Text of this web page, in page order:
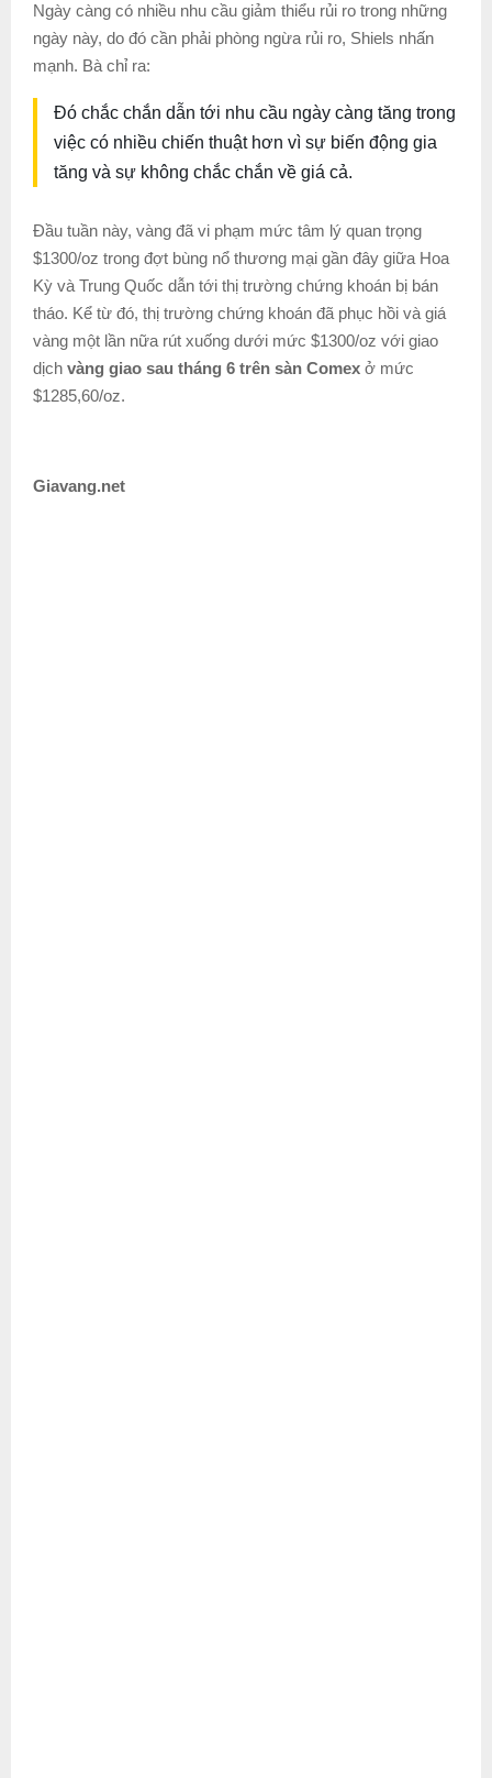
Ngày càng có nhiều nhu cầu giảm thiểu rủi ro trong những
ngày này, do đó cần phải phòng ngừa rủi ro, Shiels nhấn
mạnh. Bà chỉ ra:
Đó chắc chắn dẫn tới nhu cầu ngày càng tăng trong
việc có nhiều chiến thuật hơn vì sự biến động gia
tăng và sự không chắc chắn về giá cả.
Đầu tuần này, vàng đã vi phạm mức tâm lý quan trọng
$1300/oz trong đợt bùng nổ thương mại gần đây giữa Hoa
Kỳ và Trung Quốc dẫn tới thị trường chứng khoán bị bán
tháo. Kể từ đó, thị trường chứng khoán đã phục hồi và giá
vàng một lần nữa rút xuống dưới mức $1300/oz với giao
dịch vàng giao sau tháng 6 trên sàn Comex ở mức
$1285,60/oz.
Giavang.net